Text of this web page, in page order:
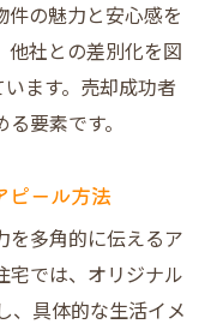
の魅力と安心感を
他社との差別化を図
ます。売却成功者
要素です。
ピール方法
を多角的に伝えるア
宅では、オリジナル
、具体的な生活イメ